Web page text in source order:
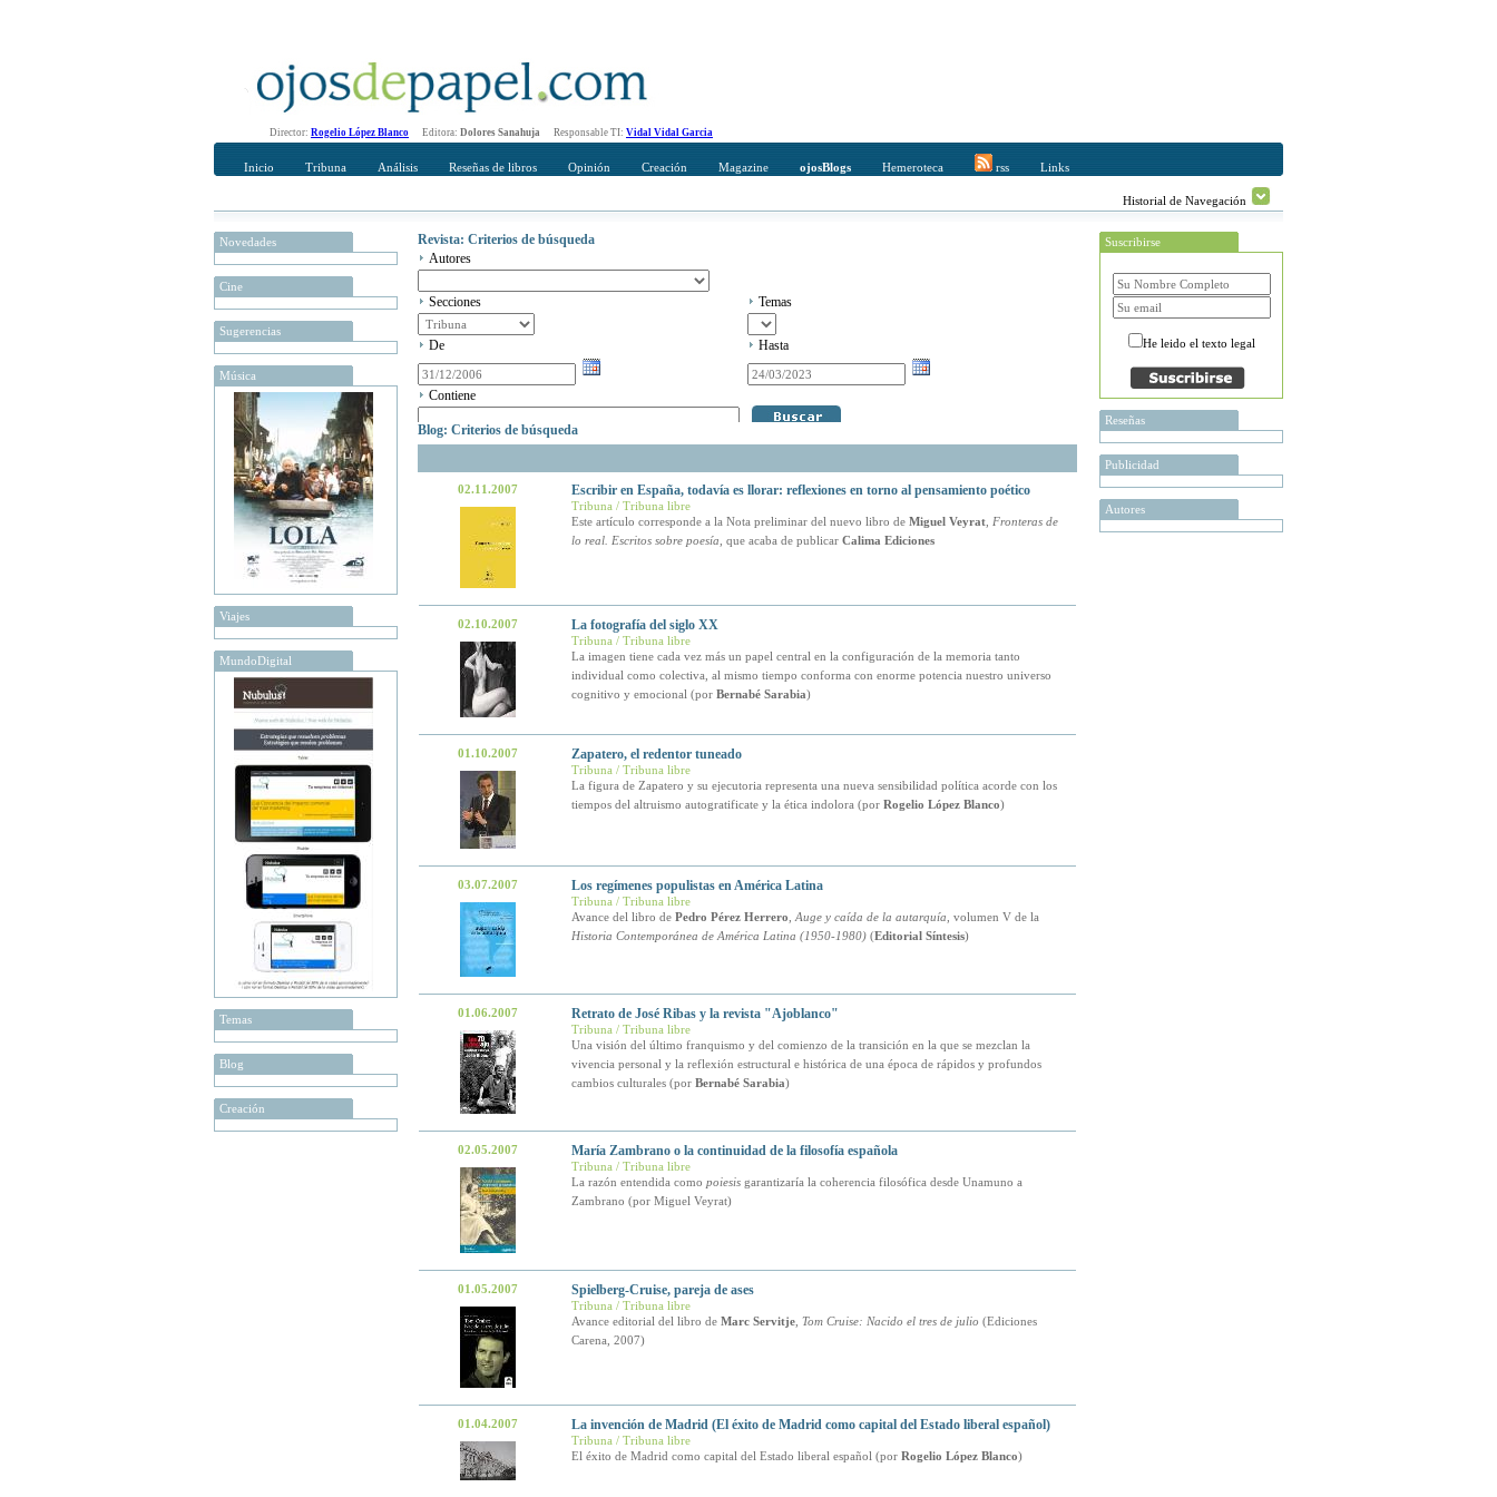
Director: Rogelio López Blanco Editora: Dolores Sanahuja Responsable TI: Vidal Vidal Garcia
Inicio Tribuna Análisis Reseñas de libros Opinión Creación Magazine ojosBlogs Hemeroteca rss Links
Historial de Navegación
Novedades
Cine
Sugerencias
Música
Viajes
MundoDigital
Temas
Blog
Creación
Revista: Criterios de búsqueda
Autores
Secciones Temas
De Hasta
Contiene
Blog: Criterios de búsqueda
02.11.2007 Escribir en España, todavía es llorar: reflexiones en torno al pensamiento poético
Tribuna / Tribuna libre
Este artículo corresponde a la Nota preliminar del nuevo libro de Miguel Veyrat, Fronteras de
lo real. Escritos sobre poesía , que acaba de publicar Calima Ediciones
02.10.2007 La fotografía del siglo XX
Tribuna / Tribuna libre
La imagen tiene cada vez más un papel central en la configuración de la memoria tanto
individual como colectiva, al mismo tiempo conforma con enorme potencia nuestro universo
cognitivo y emocional (por Bernabé Sarabia)
01.10.2007 Zapatero, el redentor tuneado
Tribuna / Tribuna libre
La figura de Zapatero y su ejecutoria representa una nueva sensibilidad política acorde con los
tiempos del altruismo autogratificate y la ética indolora (por Rogelio López Blanco)
03.07.2007 Los regímenes populistas en América Latina
Tribuna / Tribuna libre
Avance del libro de Pedro Pérez Herrero Auge y caída de la autarquía , volumen V de la
Historia Contemporánea de América Latina (1950-1980)(Editorial Síntesis)
01.06.2007 Retrato de José Ribas y la revista "Ajoblanco"
Tribuna / Tribuna libre
Una visión del último franquismo y del comienzo de la transición en la que se mezclan la
vivencia personal y la reflexión estructural e histórica de una época de rápidos y profundos
cambios culturales (por Bernabé Sarabia)
02.05.2007 María Zambrano o la continuidad de la filosofía española
Tribuna / Tribuna libre
La razón entendida como poiesisgarantizaría la coherencia filosófica desde Unamuno a
Zambrano (por Miguel Veyrat)
01.05.2007 Spielberg-Cruise, pareja de ases
Tribuna / Tribuna libre
Avance editorial del libro de Marc Servitje, Tom Cruise: Nacido el tres de julio (Ediciones
Carena, 2007)
01.04.2007 La invención de Madrid (El éxito de Madrid como capital del Estado liberal español)
Tribuna / Tribuna libre
El éxito de Madrid como capital del Estado liberal español (por Rogelio López Blanco)
Suscribirse
He leido el texto legal
Reseñas
Publicidad
Autores